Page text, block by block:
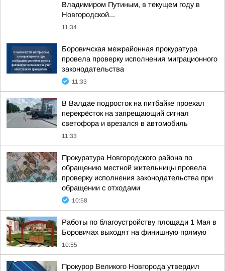
Владимиром Путиным, в текущем году в
Новгородской...
11:34
Боровичская межрайонная прокуратура
провела проверку исполнения миграционного
законодательства
11:33
В Валдае подросток на питбайке проехал
перекрёсток на запрещающий сигнал
светофора и врезался в автомобиль
11:33
Прокуратура Новгородского района по
обращению местной жительницы провела
проверку исполнения законодательства при
обращении с отходами
10:58
Работы по благоустройству площади 1 Мая в
Боровичах выходят на финишную прямую
10:55
Прокурор Великого Новгорода утвердил